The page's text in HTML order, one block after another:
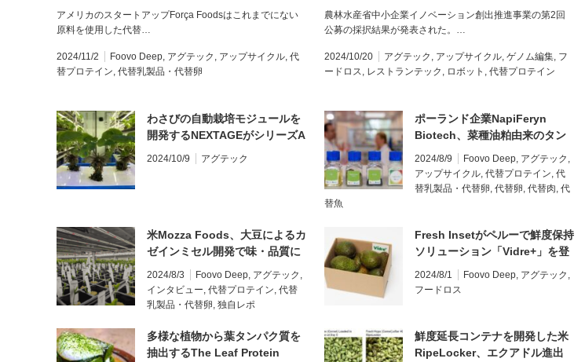
アメリカのスタートアップForça Foodsはこれまでにない
原料を使用した代替…
2024/11/2 Foovo Deep, アグテック , アップサイクル, 代
替プロテイン, 代替乳製品・代替卵
第2回採択結果
農林水産省中小企業イノベーション創出推進事業の第2回
公募の採択結果が発表された。…
2024/10/20 アグテック , アップサイクル, ゲノム編集, フ
ードロス, レストランテック , ロボット , 代替プロテイン
わさびの自動栽培モジュールを
開発するNEXTAGEがシリーズA
で資金調達
2024/10/9 アグテック
ポーランド企業NapiFeryn
Biotech、菜種油粕由来のタン
パク質で米国GRAS認証を取得
2024/8/9 Foovo Deep, アグテック ,
アップサイクル, 代替プロテイン, 代
替乳製品・代替卵, 代替卵, 代替肉, 代
替魚
米Mozza Foods、大豆によるカ
ゼインミセル開発で味・品質に
妥協しない代替乳製品の開発へ
【創業者インタビュー】
2024/8/3 Foovo Deep, アグテック ,
インタビュー, 代替プロテイン, 代替
乳製品・代替卵, 独自レポ
Fresh Insetがペルーで鮮度保持
ソリューション「Vidre+」を登
2024/8/1 Foovo Deep, アグテック ,
フードロス
多様な植物から葉タンパク質を
抽出するThe Leaf Protein
鮮度延長コンテナを開発した米
RipeLocker、エクアドル進出